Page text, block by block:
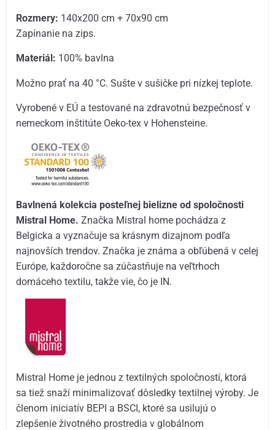
Rozmery: 140x200 cm + 70x90 cm
Zapínanie na zips.
Materiál: 100% bavlna
Možno prať na 40 °C. Sušte v sušičke pri nízkej teplote.
Vyrobené v EÚ a testované na zdravotnú bezpečnosť v
nemeckom inštitúte Oeko-tex v Hohensteine.
Bavlnená kolekcia posteľnej bielizne od spoločnosti
Mistral Home.Značka Mistral home pochádza z
Belgicka a vyznačuje sa krásnym dizajnom podľa
najnovších trendov. Značka je známa a obľúbená v celej
Európe, každoročne sa zúčastňuje na veľtrhoch
domáceho textilu, takže vie, čo je IN.
Mistral Home je jednou z textilných spoločností, ktorá
sa tiež snaží minimalizovať dôsledky textilnej výroby. Je
členom iniciatív BEPI a BSCI, ktoré sa usilujú o
zlepšenie životného prostredia v globálnom